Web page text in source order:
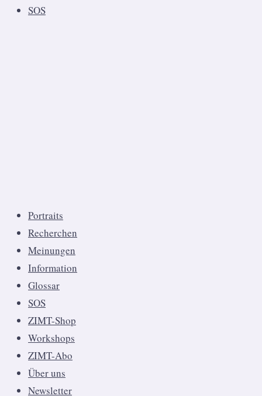
SOS
Portraits
Recherchen
Meinungen
Information
Glossar
SOS
ZIMT-Shop
Workshops
ZIMT-Abo
Über uns
Newsletter